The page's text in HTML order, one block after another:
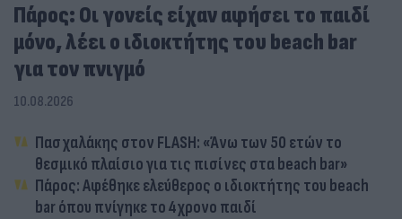
Πάρος: Οι γονείς είχαν αφήσει το παιδί
μόνο, λέει ο ιδιοκτήτης του beach bar
για τον πνιγμό
10.08.2026
Πασχαλάκης στον FLASH: «Άνω των 50 ετών το
θεσμικό πλαίσιο για τις πισίνες στα beach bar»
Πάρος: Αφέθηκε ελεύθερος ο ιδιοκτήτης του beach
bar όπου πνίγηκε το 4χρονο παιδί